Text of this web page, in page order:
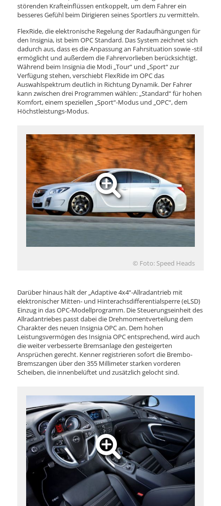
störenden Krafteinflüssen entkoppelt, um dem Fahrer ein
besseres Gefühl beim Dirigieren seines Sportlers zu vermitteln.
FlexRide, die elektronische Regelung der Radaufhängungen für
den Insignia, ist beim OPC Standard. Das System zeichnet sich
dadurch aus, dass es die Anpassung an Fahrsituation sowie -stil
ermöglicht und außerdem die Fahrervorlieben berücksichtigt.
Während beim Insignia die Modi „Tour“ und „Sport“ zur
Verfügung stehen, verschiebt FlexRide im OPC das
Auswahlspektrum deutlich in Richtung Dynamik. Der Fahrer
kann zwischen drei Programmen wählen: „Standard“ für hohen
Komfort, einem speziellen „Sport“-Modus und „OPC“, dem
Höchstleistungs-Modus.
© Foto: Speed Heads
Darüber hinaus hält der „Adaptive 4x4“-Allradantrieb mit
elektronischer Mitten- und Hinterachsdifferentialsperre (eLSD)
Einzug in das OPC-Modellprogramm. Die Steuerungseinheit des
Allradantriebes passt dabei die Drehmomentverteilung dem
Charakter des neuen Insignia OPC an. Dem hohen
Leistungsvermögen des Insignia OPC entsprechend, wird auch
die weiter verbesserte Bremsanlage den gesteigerten
Ansprüchen gerecht. Kenner registrieren sofort die Brembo-
Bremszangen über den 355 Millimeter starken vorderen
Scheiben, die innenbelüftet und zusätzlich gelocht sind.